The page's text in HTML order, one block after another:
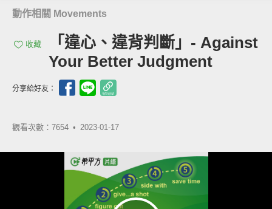
動作相關 Movements
收藏
「違心、違背判斷」- Against
Your Better Judgment
分享給好友：
觀看次數：7654 • 2023-01-17